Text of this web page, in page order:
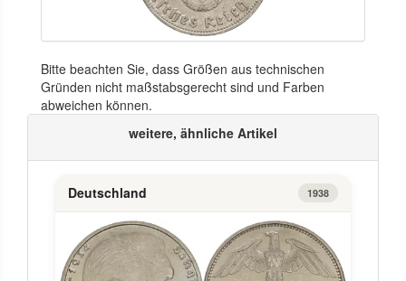
Bitte beachten Sie, dass Größen aus technischen
Gründen nicht maßstabsgerecht sind und Farben
abweichen können.
weitere, ähnliche Artikel
Deutschland 1938